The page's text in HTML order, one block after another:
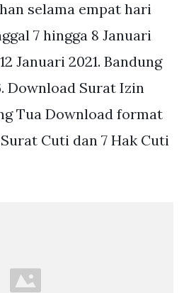
selama empat hari
7 hingga 8 Januari
Januari 2021. Bandung
Download Surat Izin
Tua Download format
Cuti dan 7 Hak Cuti